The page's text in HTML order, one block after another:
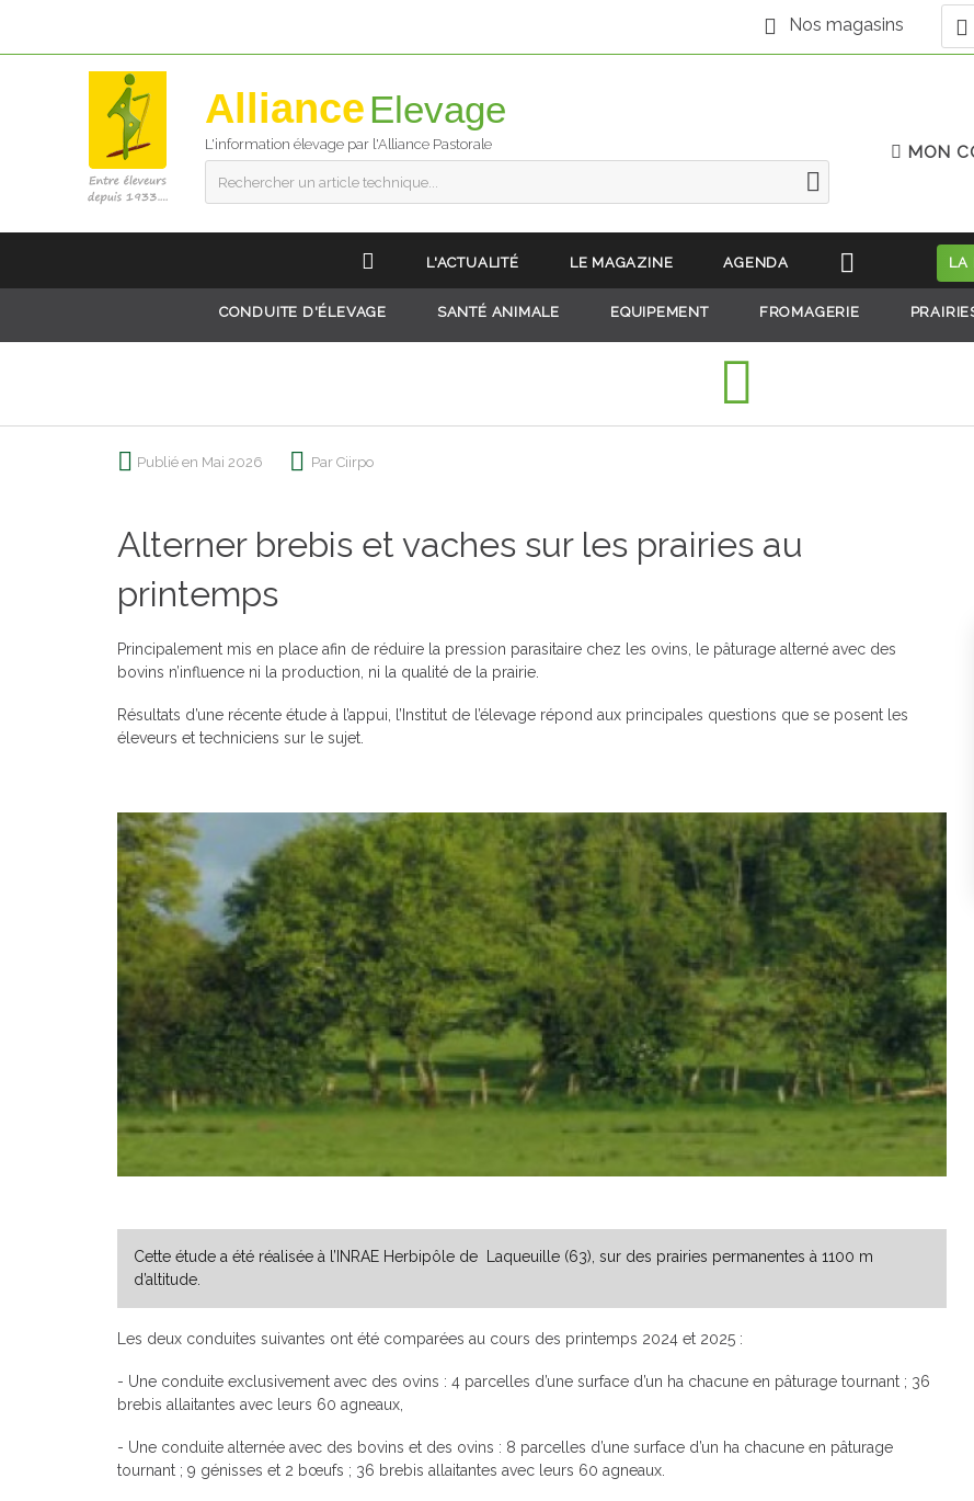
Nos magasins
Alliance
L'information élevage par l'Alliance Pastorale
Rechercher un article technique...
MON
L'ACTUALITÉ LE MAGAZINE AGENDA LA
CONDUITE D'ÉLEVAGE SANTÉ ANIMALE EQUIPEMENT FROMAGERIE
Publié en Mai 2026 Par Ciirpo
Alterner brebis et vaches sur les prairies au
printemps
Principalement mis en place afin de réduire la pression parasitaire chez les ovins, le pâturage alterné avec des
bovins n’influence ni la production, ni la qualité de la prairie.
Résultats d’une récente étude à l’appui, l’Institut de l’élevage répond aux principales questions que se posent les
éleveurs et techniciens sur le sujet.
Cette étude a été réalisée à l’INRAE Herbipôle de Laqueuille (63), sur des prairies permanentes à 1100 m
d’altitude.
Les deux conduites suivantes ont été comparées au cours des printemps 2024 et 2025 :
- Une conduite exclusivement avec des ovins : 4 parcelles d’une surface d’un ha chacune en pâturage tournant ; 36
brebis allai­tantes avec leurs 60 agneaux,
- Une conduite alternée avec des bovins et des ovins : 8 parcelles d’une surface d’un ha chacune en pâturage
tournant ; 9 génisses et 2 bœufs ; 36 brebis allaitantes avec leurs 60 agneaux.